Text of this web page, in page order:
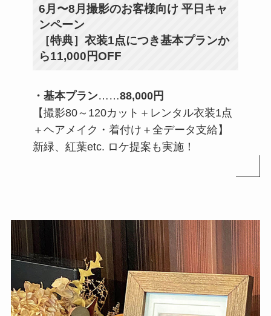
6月〜8月撮影のお客様向け 平日キャ
ンペーン
［特典］衣装1点につき基本プランか
ら11,000円OFF
・基本プラン……88,000円
【撮影80～120カット＋レンタル衣装1点
＋ヘアメイク・着付け＋全データ支給】
新緑、紅葉etc. ロケ提案も実施！